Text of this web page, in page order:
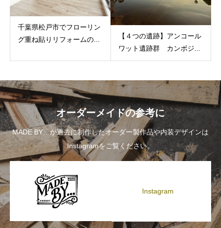
千葉県松戸市でフローリン
グ重ね貼りリフォームの...
【４つの遺跡】アンコール
ワット遺跡群 カンボジ...
オーダーメイドの参考に
MADE BY…が過去に制作したオーダー製作品や内装デザインは
Instagramをご覧ください。
Instagram